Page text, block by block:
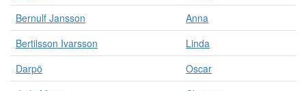
Bernulf Jansson
Anna
Bertilsson Ivarsson
Linda
Darpö
Oscar